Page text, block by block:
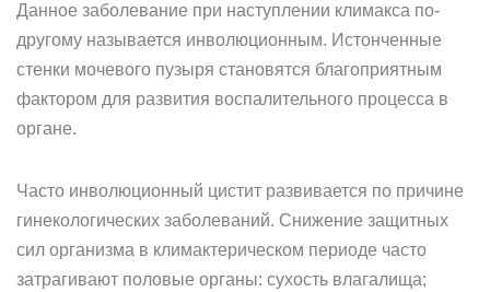
Данное заболевание при наступлении климакса по-
другому называется инволюционным. Истонченные
стенки мочевого пузыря становятся благоприятным
фактором для развития воспалительного процесса в
органе.
Часто инволюционный цистит развивается по причине
гинекологических заболеваний. Снижение защитных
сил организма в климактерическом периоде часто
затрагивают половые органы: сухость влагалища;